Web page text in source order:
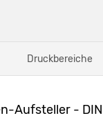
Druckbereiche
Aufsteller -